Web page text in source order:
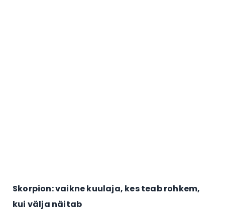
Skorpion: vaikne kuulaja, kes teab rohkem,
kui välja näitab